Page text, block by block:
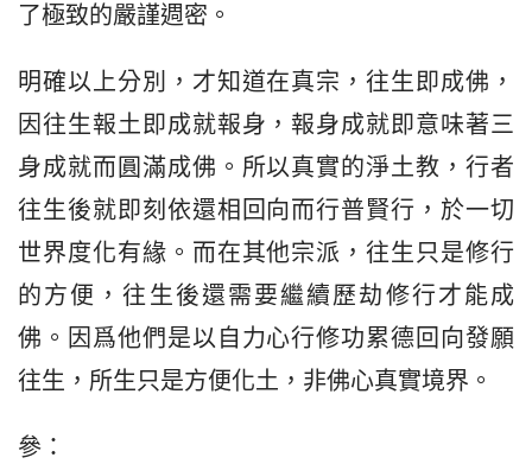
了極致的嚴謹週密。
明確以上分別，才知道在真宗，往生即成佛，
因往生報土即成就報身，報身成就即意味著三
身成就而圓滿成佛。所以真實的淨土教，行者
往生後就即刻依還相回向而行普賢行，於一切
世界度化有緣。而在其他宗派，往生只是修行
的方便，往生後還需要繼續歷劫修行才能成
佛。因爲他們是以自力心行修功累德回向發願
往生，所生只是方便化土，非佛心真實境界。
參：